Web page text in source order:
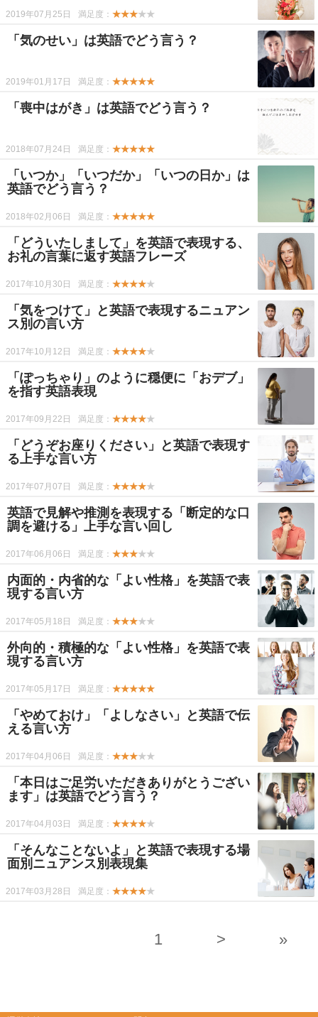
2019年07月25日 満足度： ★★★★★
「気のせい」は英語でどう言う？
2019年01月17日 満足度： ★★★★★
「喪中はがき」は英語でどう言う？
2018年07月24日 満足度： ★★★★★
「いつか」「いつだか」「いつの日か」は
英語でどう言う？
2018年02月06日 満足度： ★★★★★
「どういたしまして」を英語で表現する、
お礼の言葉に返す英語フレーズ
2017年10月30日 満足度： ★★★★★
「気をつけて」と英語で表現するニュアン
ス別の言い方
2017年10月12日 満足度： ★★★★★
「ぽっちゃり」のように穏便に「おデブ」
を指す英語表現
2017年09月22日 満足度： ★★★★★
「どうぞお座りください」と英語で表現す
る上手な言い方
2017年07月07日 満足度： ★★★★★
英語で見解や推測を表現する「断定的な口
調を避ける」上手な言い回し
2017年06月06日 満足度： ★★★★★
内面的・内省的な「よい性格」を英語で表
現する言い方
2017年05月18日 満足度： ★★★★★
外向的・積極的な「よい性格」を英語で表
現する言い方
2017年05月17日 満足度： ★★★★★
「やめておけ」「よしなさい」と英語で伝
える言い方
2017年04月06日 満足度： ★★★★★
「本日はご足労いただきありがとうござい
ます」は英語でどう言う？
2017年04月03日 満足度： ★★★★★
「そんなことないよ」と英語で表現する場
面別ニュアンス別表現集
2017年03月28日 満足度： ★★★★★
1 > »